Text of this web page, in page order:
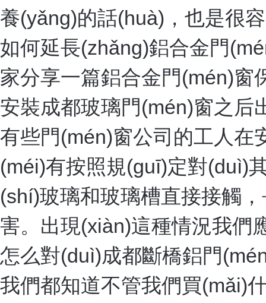
養(yǎng)的話(huà)，也是很
如何延長(zhǎng)鋁合金門
家分享一篇鋁合金門(mén)窗
安裝成都玻璃門(mén)窗之后
有些門(mén)窗公司的工人在
(méi)有按照規(guī)定對(duì)
(shí)玻璃和玻璃槽直接接觸
害。出現(xiàn)這種情況我們
怎么對(duì)成都斷橋鋁門
我們都知道不管我們買(mǎi)